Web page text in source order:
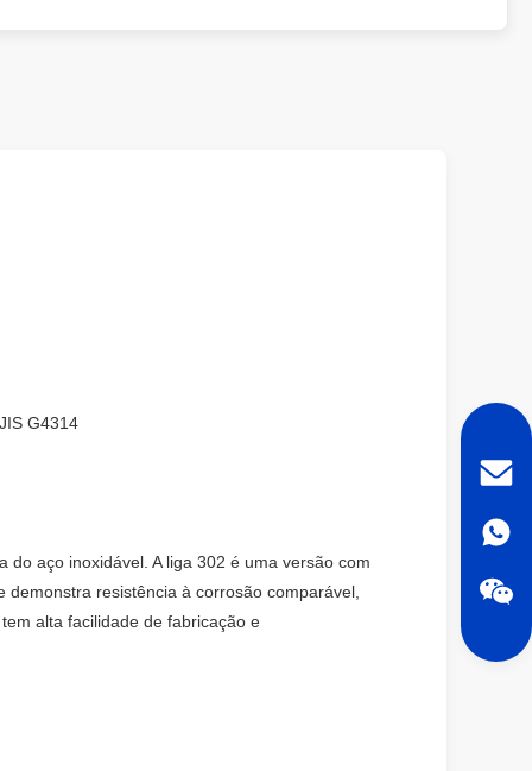
G4314
aço inoxidável. A liga 302 é uma versão com
resistência à corrosão comparável,
alta facilidade de fabricação e